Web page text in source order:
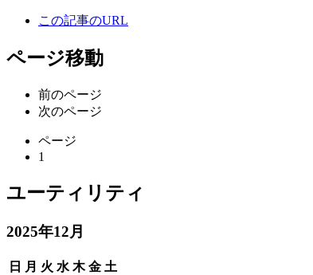
この記事のURL
ページ移動
前のページ
次のページ
ページ
1
ユーティリティ
2025年12月
日 月 火 水 木 金 土